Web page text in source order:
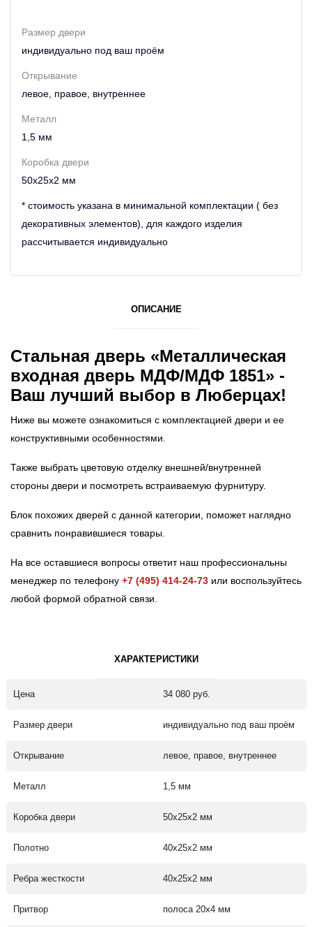
Размер двери
индивидуально под ваш проём
Открывание
левое, правое, внутреннее
Металл
1,5 мм
Коробка двери
50х25х2 мм
* стоимость указана в минимальной комплектации ( без
декоративных элементов), для каждого изделия
рассчитывается индивидуально
ОПИСАНИЕ
Стальная дверь «Металлическая
входная дверь МДФ/МДФ 1851» -
Ваш лучший выбор в Люберцах!
Ниже вы можете ознакомиться с комплектацией двери и ее
конструктивными особенностями.
Также выбрать цветовую отделку внешней/внутренней
стороны двери и посмотреть встраиваемую фурнитуру.
Блок похожих дверей с данной категории, поможет наглядно
сравнить понравившиеся товары.
На все оставшиеся вопросы ответит наш профессиональны
менеджер по телефону +7 (495) 414-24-73 или воспользуйтесь
любой формой обратной связи.
ХАРАКТЕРИСТИКИ
Цена 34 080 руб.
Размер двери индивидуально под ваш проём
Открывание левое, правое, внутреннее
Металл 1,5 мм
Коробка двери 50х25х2 мм
Полотно 40х25х2 мм
Ребра жесткости 40х25х2 мм
Притвор полоса 20х4 мм